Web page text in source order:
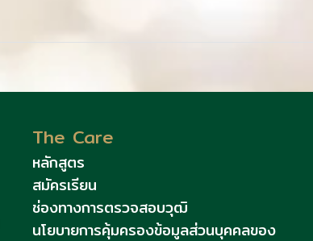
The Care
หลักสูตร
สมัครเรียน
ช่องทางการตรวจสอบวุฒิ
นโยบายการคุ้มครองข้อมูลส่วนบุคคลของ